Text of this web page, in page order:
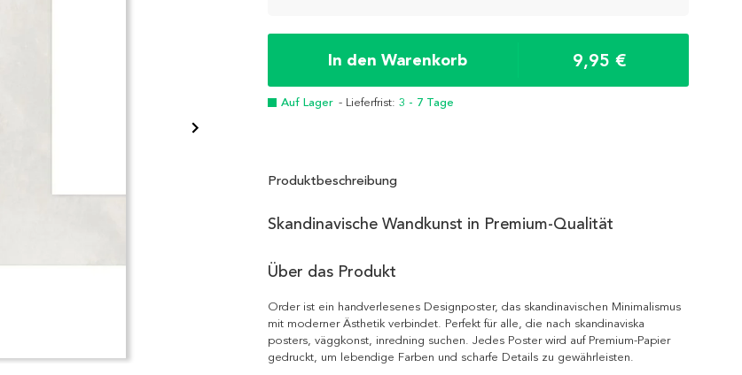
In den Warenkorb 9,95 €
Auf Lager - Lieferfrist: 3 - 7 Tage
Produktbeschreibung
Skandinavische Wandkunst in Premium-Qualität
Über das Produkt
Order ist ein handverlesenes Designposter, das skandinavischen Minimalismus
mit moderner Ästhetik verbindet. Perfekt für alle, die nach skandinaviska
posters, väggkonst, inredning suchen. Jedes Poster wird auf Premium-Papier
gedruckt, um lebendige Farben und scharfe Details zu gewährleisten.